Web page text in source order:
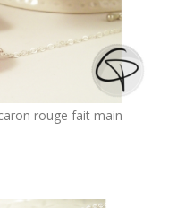
rouge fait main